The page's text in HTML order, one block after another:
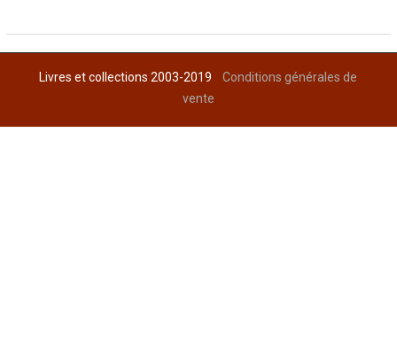
Livres et collections 2003-2019Conditions générales de
vente